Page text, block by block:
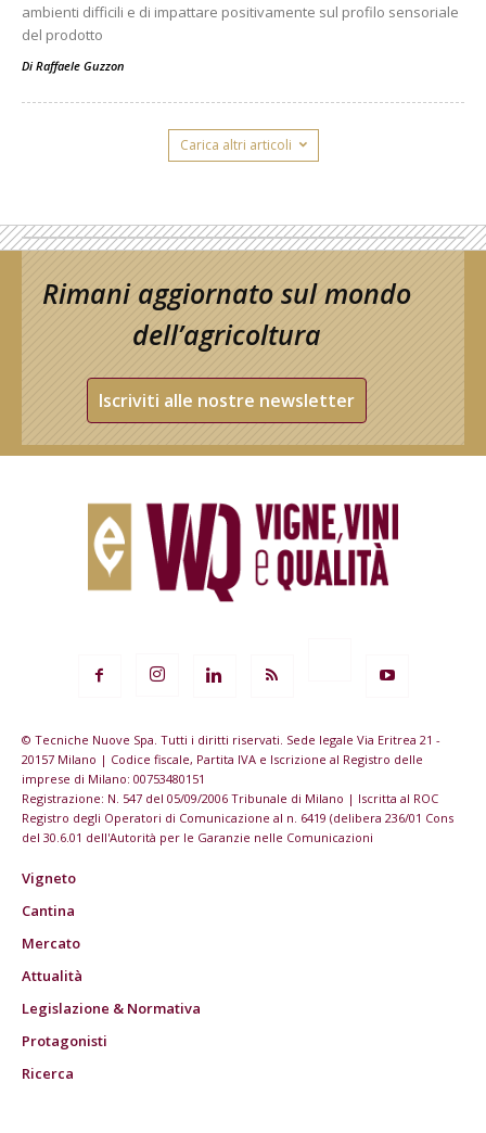
ambienti difficili e di impattare positivamente sul profilo sensoriale
del prodotto
Di Raffaele Guzzon
Carica altri articoli
Rimani aggiornato sul mondo
dell’agricoltura
Iscriviti alle nostre newsletter
© Tecniche Nuove Spa. Tutti i diritti riservati. Sede legale Via Eritrea 21 -
20157 Milano | Codice fiscale, Partita IVA e Iscrizione al Registro delle
imprese di Milano: 00753480151
Registrazione: N. 547 del 05/09/2006 Tribunale di Milano | Iscritta al ROC
Registro degli Operatori di Comunicazione al n. 6419 (delibera 236/01 Cons
del 30.6.01 dell'Autorità per le Garanzie nelle Comunicazioni
Vigneto
Cantina
Mercato
Attualità
Legislazione & Normativa
Protagonisti
Ricerca